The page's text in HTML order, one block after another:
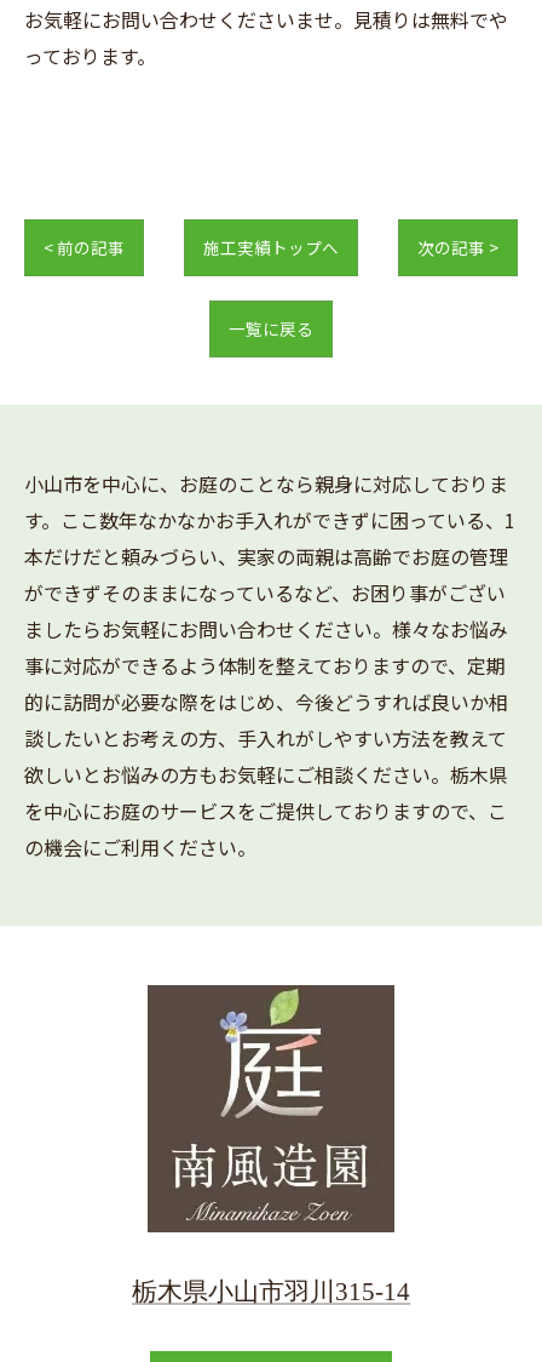
お気軽にお問い合わせくださいませ。見積りは無料でや
っております。
< 前の記事 施工実績トップへ 次の記事 >
一覧に戻る
小山市を中心に、お庭のことなら親身に対応しておりま
す。ここ数年なかなかお手入れができずに困っている、1
本だけだと頼みづらい、実家の両親は高齢でお庭の管理
ができずそのままになっているなど、お困り事がござい
ましたらお気軽にお問い合わせください。様々なお悩み
事に対応ができるよう体制を整えておりますので、定期
的に訪問が必要な際をはじめ、今後どうすれば良いか相
談したいとお考えの方、手入れがしやすい方法を教えて
欲しいとお悩みの方もお気軽にご相談ください。栃木県
を中心にお庭のサービスをご提供しておりますので、こ
の機会にご利用ください。
栃木県小山市羽川315-14